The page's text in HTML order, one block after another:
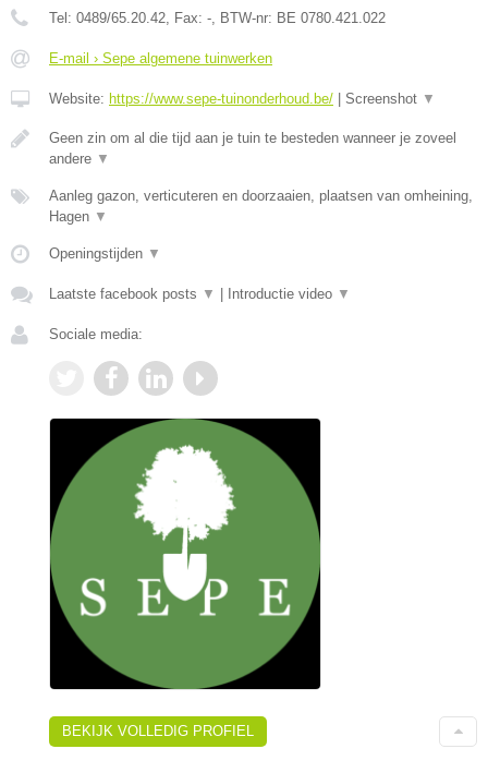
Tel: 0489/65.20.42, Fax: -, BTW-nr: BE 0780.421.022
E-mail › Sepe algemene tuinwerken
Website: https://www.sepe-tuinonderhoud.be/ Screenshot ▼
Geen zin om al die tijd aan je tuin te besteden wanneer je zoveel
andere ▼
Aanleg gazon, verticuteren en doorzaaien, plaatsen van omheining,
Hagen ▼
Openingstijden ▼
Laatste facebook posts ▼ Introductie video ▼
Sociale media:
BEKIJK VOLLEDIG PROFIEL